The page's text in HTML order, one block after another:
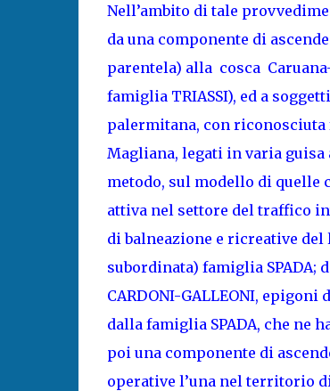
Nell’ambito di tale
da una componente di
parentela) alla cosca
famiglia TRIASSI), ed a
palermitana, con
Magliana, legati in varia
metodo, sul modello di quelle
attiva nel settore del traffico
di balneazione e ricreative
subordinata) famiglia SPADA;
CARDONI-GALLEONI,
dalla famiglia SPADA, che ne
poi una componente di
operative l’una nel territorio